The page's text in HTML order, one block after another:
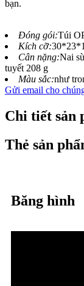
bạn.
Đóng gói:Túi
Kích cỡ:
Cân nặng:Nai
tuyết 208 g
Màu sắc:như
Gửi email cho
Chi tiết sản
Thẻ sản
Băng hình